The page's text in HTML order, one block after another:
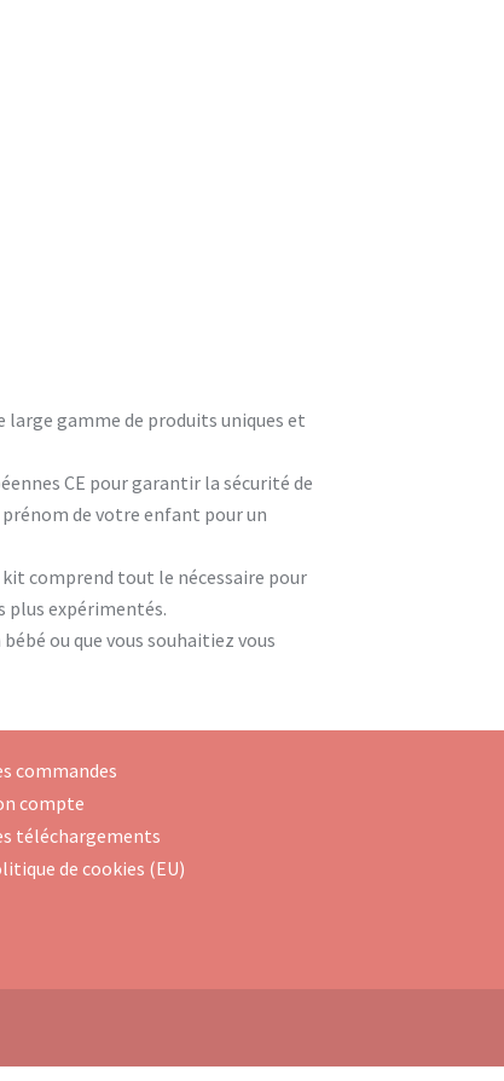
gamme de produits uniques et
CE pour garantir la sécurité de
de votre enfant pour un
comprend tout le nécessaire pour
plus expérimentés.
ou que vous souhaitiez vous
commandes
compte
téléchargements
de cookies (EU)